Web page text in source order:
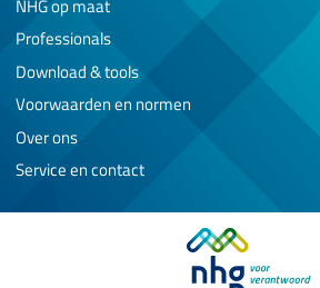
NHG op maat
Professionals
Download & tools
Voorwaarden en normen
Over ons
Service en contact